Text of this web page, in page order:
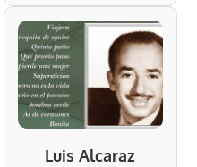
Luis Alcaraz